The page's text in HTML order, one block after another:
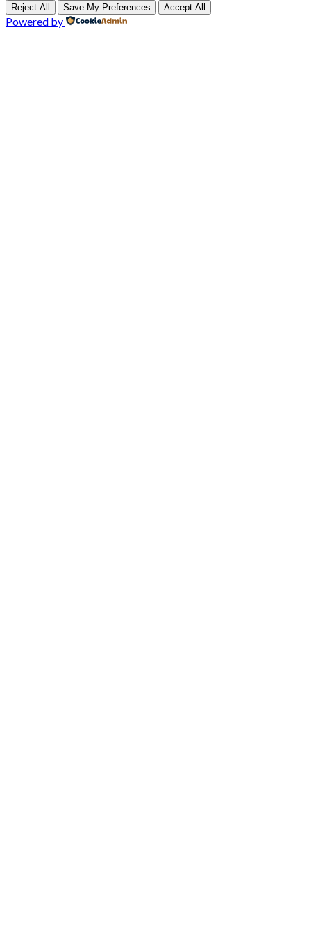
Reject All Save My Preferences Accept All
Powered by